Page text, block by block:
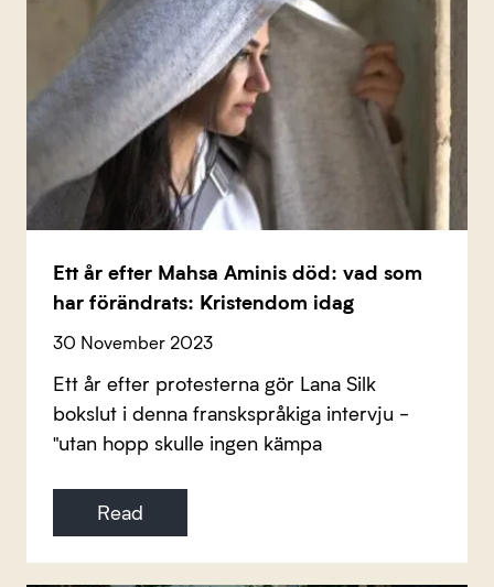
Ett år efter Mahsa Aminis död: vad som
har förändrats: Kristendom idag
30 November 2023
Ett år efter protesterna gör Lana Silk
bokslut i denna franskspråkiga intervju -
"utan hopp skulle ingen kämpa
Read